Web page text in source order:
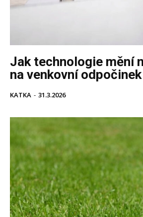
Jak technologie mění
na venkovní odpočinek
KATKA - 31.3.2026